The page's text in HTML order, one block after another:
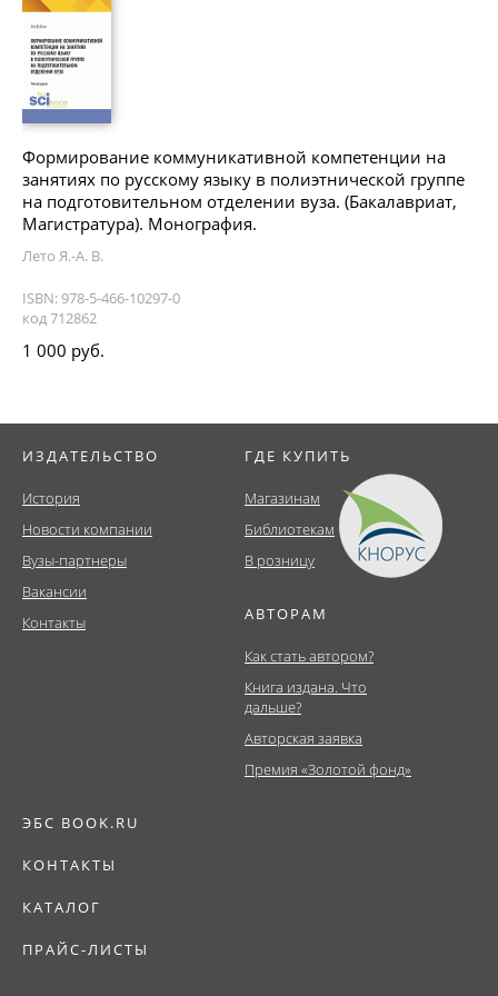
Формирование коммуникативной компетенции на
занятиях по русскому языку в полиэтнической группе
на подготовительном отделении вуза. (Бакалавриат,
Магистратура). Монография.
Лето Я.-А. В.
ISBN: 978-5-466-10297-0
код 712862
1 000 руб.
ИЗДАТЕЛЬСТВО
История
Новости компании
Вузы-партнеры
Вакансии
Контакты
ГДЕ КУПИТЬ
Магазинам
Библиотекам
В розницу
АВТОРАМ
Как стать автором?
Книга издана. Что
дальше?
Авторская заявка
Премия «Золотой фонд»
ЭБС BOOK.RU
КОНТАКТЫ
КАТАЛОГ
ПРАЙС-ЛИСТЫ